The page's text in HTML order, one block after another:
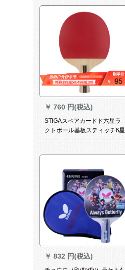
￥ 760 円(税込)
STIGAスペアカードド六星ラ
クトボール基板スティッチ6星
制ラッケト両面テップスカー
￥ 832 円(税込)